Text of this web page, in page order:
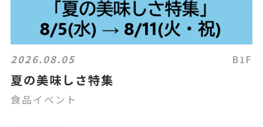
2026.08.05 B1F
夏の美味しさ特集
食品イベント